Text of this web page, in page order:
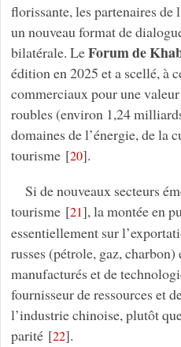
florissante, les partenaires
un nouveau format de
bilatérale. LeForum de
édition en 2025 et a scellé, à
commerciaux pour une
roubles (environ 1,24
domaines de l’énergie, de la
tourisme[20].
Si de nouveaux secteurs
tourisme[21], la montée en
essentiellement sur
russes (pétrole, gaz,
manufacturés et de
fournisseur de ressources et
l’industrie chinoise, plutôt
parité[22].